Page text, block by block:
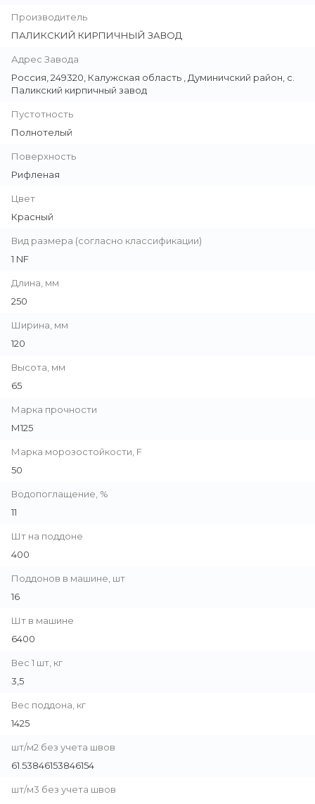
Производитель
ПАЛИКСКИЙ КИРПИЧНЫЙ ЗАВОД
Адрес Завода
Россия, 249320, Калужская область , Думиничский район, с.
Паликский кирпичный завод
Пустотность
Полнотелый
Поверхность
Рифленая
Цвет
Красный
Вид размера (согласно классификации)
1 NF
Длина, мм
250
Ширина, мм
120
Высота, мм
65
Марка прочности
М125
Марка морозостойкости, F
50
Водопоглащение, %
11
Шт на поддоне
400
Поддонов в машине, шт
16
Шт в машине
6400
Вес 1 шт, кг
3,5
Вес поддона, кг
1425
шт/м2 без учета швов
61.53846153846154
шт/м3 без учета швов